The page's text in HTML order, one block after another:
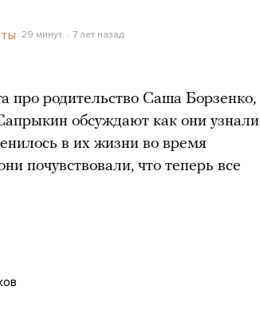
29 минут 7 лет назад
про родительство Саша Борзенко,
обсуждают как они узнали
в их жизни во время
почувствовали, что теперь все